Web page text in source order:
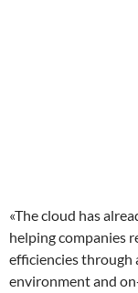
«The cloud has
helping companies
efficiencies through
environment and